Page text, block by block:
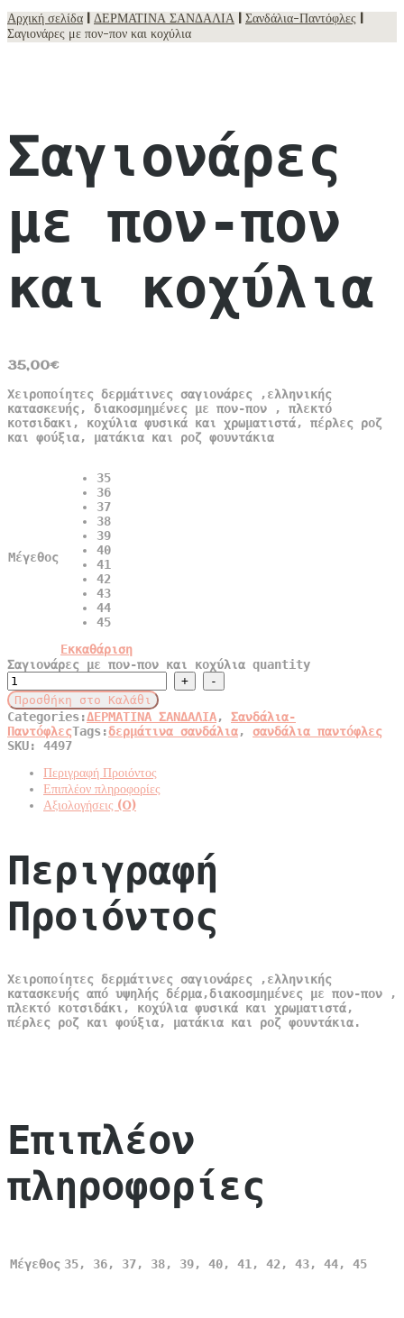
Αρχική σελίδα ΔΕΡΜΑΤΙΝΑ ΣΑΝΔΑΛΙΑ Σανδάλια-Παντόφλες
Σαγιονάρες με πον-πον και κοχύλια
Σαγιονάρες
με πον-πον
και κοχύλια
35,00€
Χειροποίητες δερμάτινες σαγιονάρες ,ελληνικής
κατασκευής, διακοσμημένες με πον-πον , πλεκτό
κοτσιδακι, κοχύλια φυσικά και χρωματιστά, πέρλες ροζ
και φούξια, ματάκια και ροζ φουντάκια
Μέγεθος
35
36
37
38
39
40
41
42
43
44
45
Εκκαθάριση
Σαγιονάρες με πον-πον και κοχύλια quantity
Προσθήκη στο Καλάθι
Categories:ΔΕΡΜΑΤΙΝΑ ΣΑΝΔΑΛΙΑ, Σανδάλια-
ΠαντόφλεςTags:δερμάτινα σανδάλια, σανδάλια παντόφλες
SKU: 4497
Περιγραφή Προιόντος
Επιπλέον πληροφορίες
Αξιολογήσεις (0)
Περιγραφή
Προιόντος
Χειροποίητες δερμάτινες σαγιονάρες ,ελληνικής
κατασκευής από υψηλής δέρμα,διακοσμημένες με πον-πον ,
πλεκτό κοτσιδάκι, κοχύλια φυσικά και χρωματιστά,
πέρλες ροζ και φούξια, ματάκια και ροζ φουντάκια.
Επιπλέον
πληροφορίες
Μέγεθος 35, 36, 37, 38, 39, 40, 41, 42, 43, 44, 45